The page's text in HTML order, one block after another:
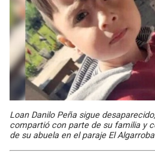
Loan Danilo Peña sigue
compartió con parte de su familia y
de su abuela en el paraje El